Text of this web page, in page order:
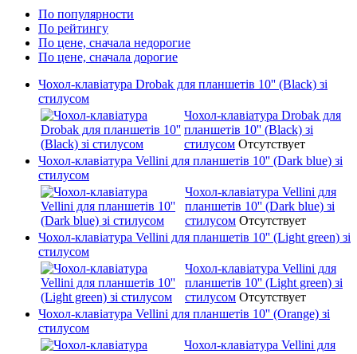
По популярности
По рейтингу
По цене, сначала недорогие
По цене, сначала дорогие
Чохол-клавіатура Drobak для планшетів 10'' (Black) зі
стилусом
Чохол-клавіатура Drobak для
планшетів 10'' (Black) зі
стилусом Отсутствует
Чохол-клавіатура Vellini для планшетів 10'' (Dark blue) зі
стилусом
Чохол-клавіатура Vellini для
планшетів 10'' (Dark blue) зі
стилусом Отсутствует
Чохол-клавіатура Vellini для планшетів 10'' (Light green) зі
стилусом
Чохол-клавіатура Vellini для
планшетів 10'' (Light green) зі
стилусом Отсутствует
Чохол-клавіатура Vellini для планшетів 10'' (Orange) зі
стилусом
Чохол-клавіатура Vellini для